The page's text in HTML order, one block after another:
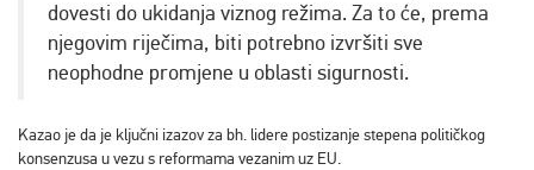
dovesti do ukidanja viznog režima. Za to će, prema
njegovim riječima, biti potrebno izvršiti sve
neophodne promjene u oblasti sigurnosti.
Kazao je da je ključni izazov za bh. lidere postizanje stepena političkog
konsenzusa u vezu s reformama vezanim uz EU.